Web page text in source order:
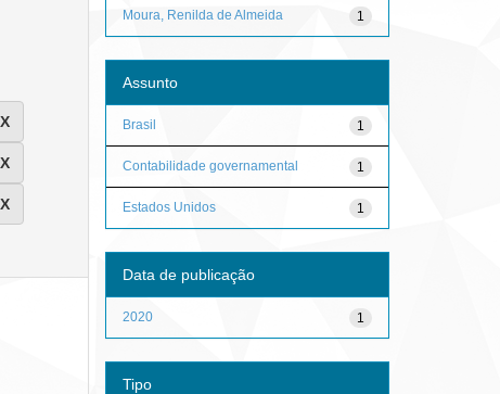
1
Moura, Renilda de Almeida
Assunto
1
Brasil
1
Contabilidade governamental
1
Estados Unidos
Data de publicação
1
2020
Tipo